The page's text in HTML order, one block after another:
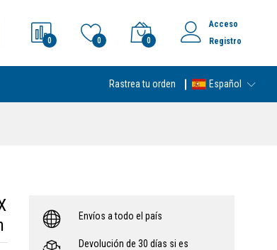
0 0 0
Acceso
Registro
Rastrea tu orden Español
Envíos a todo el país
Devolución de 30 días si es